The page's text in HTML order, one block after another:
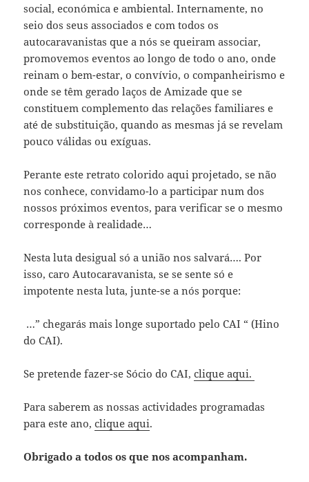
social, económica e ambiental. Internamente, no
seio dos seus associados e com todos os
autocaravanistas que a nós se queiram associar,
promovemos eventos ao longo de todo o ano, onde
reinam o bem-estar, o convívio, o companheirismo e
onde se têm gerado laços de Amizade que se
constituem complemento das relações familiares e
até de substituição, quando as mesmas já se revelam
pouco válidas ou exíguas.
Perante este retrato colorido aqui projetado, se não
nos conhece, convidamo-lo a participar num dos
nossos próximos eventos, para verificar se o mesmo
corresponde à realidade…
Nesta luta desigual só a união nos salvará…. Por
isso, caro Autocaravanista, se se sente só e
impotente nesta luta, junte-se a nós porque:
…” chegarás mais longe suportado pelo CAI “ (Hino
do CAI).
Se pretende fazer-se Sócio do CAI,clique aqui.
Para saberem as nossas actividades programadas
para este ano,clique aqui.
Obrigado a todos os que nos acompanham.